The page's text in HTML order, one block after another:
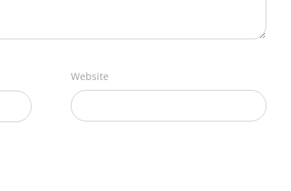
Website